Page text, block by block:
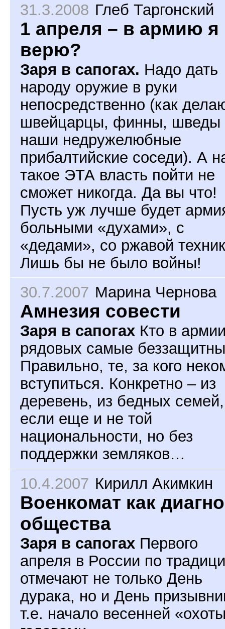
31.3.2008 Глеб Таргонский
1 апреля – в армию я
верю?
Заря в сапогах. Надо дать
народу оружие в руки
непосредственно (как
швейцарцы, финны, шведы
наши недружелюбные
прибалтийские соседи). А
такое ЭТА власть пойти не
сможет никогда. Да вы что!
Пусть уж лучше будет
больными «духами», с
«дедами», со ржавой
Лишь бы не было войны!
30.7.2007 Марина Чернова
Амнезия совести
Заря в сапогах Кто в
рядовых самые
Правильно, те, за кого
вступиться. Конкретно – из
деревень, из бедных
если еще и не той
национальности, но без
поддержки земляков…
10.4.2007 Кирилл Акимкин
Военкомат как
общества
Заря в сапогах Первого
апреля в России по
отмечают не только День
дурака, но и День
т.е. начало весенней